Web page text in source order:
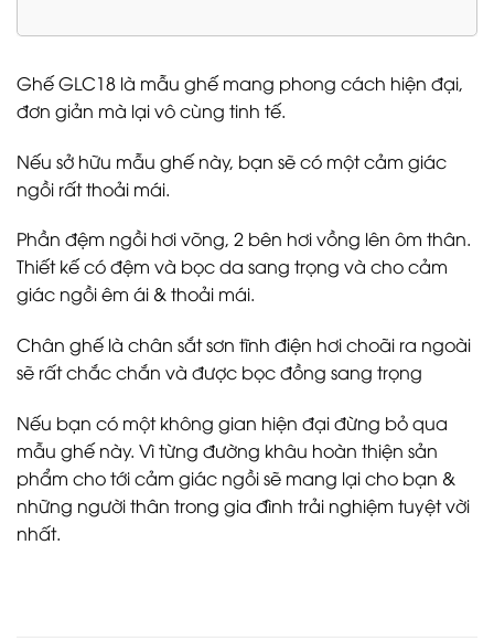
Ghế GLC18 là mẫu ghế mang phong cách hiện đại,
đơn giản mà lại vô cùng tinh tế.
Nếu sở hữu mẫu ghế này, bạn sẽ có một cảm giác
ngồi rất thoải mái.
Phần đệm ngồi hơi võng, 2 bên hơi vồng lên ôm thân.
Thiết kế có đệm và bọc da sang trọng và cho cảm
giác ngồi êm ái & thoải mái.
Chân ghế là chân sắt sơn tĩnh điện hơi choãi ra ngoài
sẽ rất chắc chắn và được bọc đồng sang trọng
Nếu bạn có một không gian hiện đại đừng bỏ qua
mẫu ghế này. Vì từng đường khâu hoàn thiện sản
phẩm cho tới cảm giác ngồi sẽ mang lại cho bạn &
những người thân trong gia đình trải nghiệm tuyệt vời
nhất.